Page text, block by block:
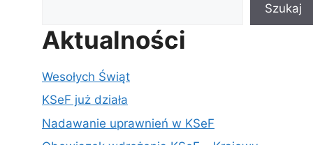
Szukaj
Aktualności
Wesołych Świąt
KSeF już działa
Nadawanie uprawnień w KSeF